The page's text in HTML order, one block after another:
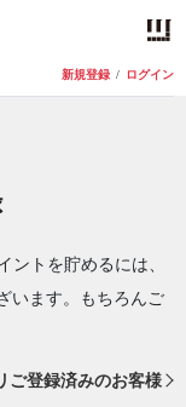
新規登録 / ログイン
トを貯めるには、
います。もちろんご
ご登録済みのお客様